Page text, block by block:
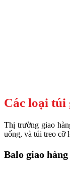
Các loại túi
Thị trường giao
uống, và túi treo cỡ
Balo giao